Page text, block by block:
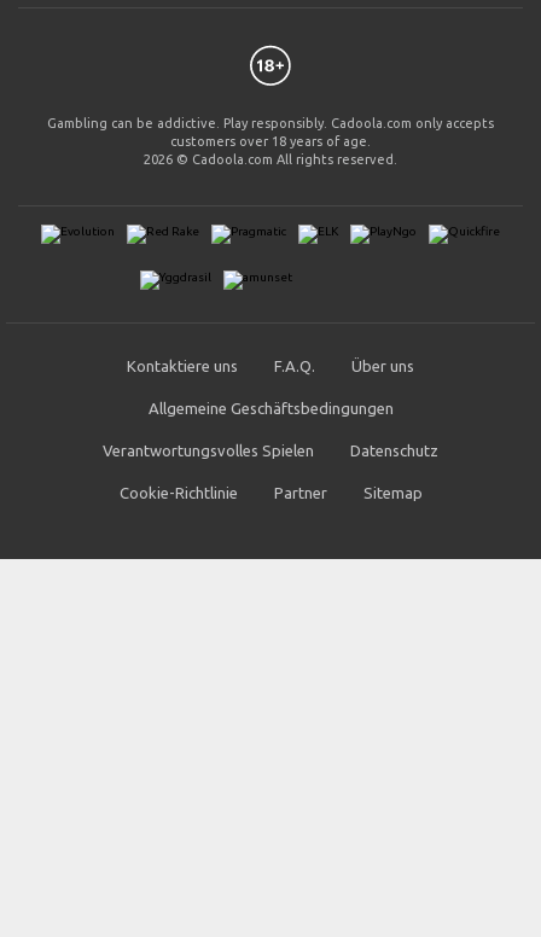
Gambling can be addictive. Play responsibly. Cadoola.com only accepts
customers over 18 years of age.
2026 © Cadoola.com All rights reserved.
Kontaktiere uns F.A.Q. Über uns
Allgemeine Geschäftsbedingungen
Verantwortungsvolles Spielen Datenschutz
Cookie-Richtlinie Partner Sitemap